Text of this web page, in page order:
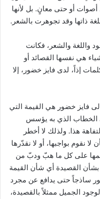
أصوات أو حتى معانٍ. بل لأنها
ذاتها وقد تجوهرت بالشعر.
واللغة والشعر، فكانت
هي نفسها القصائد أو
إذاً، لدى فايز خضور، إلا
فايز خضور هي القيمة التي
الخطاب الذي به يؤسس
هذا. ولذلك لا أخطر
لا نقوم بواجبها، أو لا نقدّرها
على كل ما هبّ ودبّ من
القصيدة أي شأن القيمة
ساذجاً حتى يدافع عن مجرد
الجميل ممثلاً بالقصيدة،